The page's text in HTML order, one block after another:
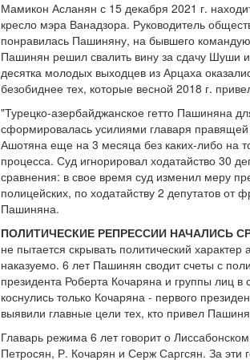
Мамикон Асланян с 15 декабря 2021 г.
кресло мэра Ванадзора. Руководитель
понравилась Пашиняну, на бывшего
Пашинян решил свалить вину за сдачу Шуши
десятка молодых выходцев из Арцаха
безобиднее тех, которые весной 2018 г.
"Турецко-азербайджанское гетто Пашиняна
сформировалась усилиями главаря
Ашотяна еще на 3 месяца без каких-либо на
процесса. Суд игнорировал ходатайство 30
сравнения: в свое время суд изменил меру
полицейских, по ходатайству 2 депутатов от
Пашиняна.
ПОЛИТИЧЕСКИЕ РЕПРЕССИИ НАЧАЛИСЬ
не пытается скрывать политический
наказуемо. 6 лет Пашинян сводит счеты с
президента Роберта Кочаряна и группы лиц
коснулись только Кочаряна - первого
выявили главные цели тех, кто привел
Главарь режима 6 лет говорит о
Петросян, Р. Кочарян и Серж Саргсян. За эти